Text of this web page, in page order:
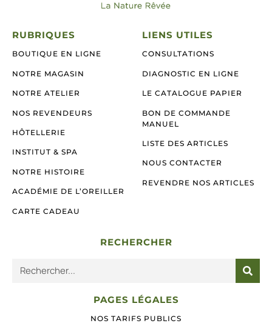
RUBRIQUES
BOUTIQUE EN LIGNE
NOTRE MAGASIN
NOTRE ATELIER
NOS REVENDEURS
HÔTELLERIE
INSTITUT & SPA
NOTRE HISTOIRE
ACADÉMIE DE L’OREILLER
CARTE CADEAU
LIENS UTILES
CONSULTATIONS
DIAGNOSTIC EN LIGNE
LE CATALOGUE PAPIER
BON DE COMMANDE
MANUEL
LISTE DES ARTICLES
NOUS CONTACTER
REVENDRE NOS ARTICLES
RECHERCHER
PAGES LÉGALES
NOS TARIFS PUBLICS